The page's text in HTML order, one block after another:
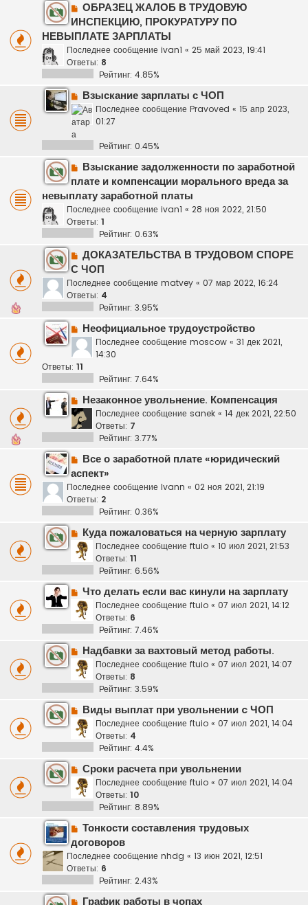
ОБРАЗЕЦ ЖАЛОБ В ТРУДОВУЮ
ИНСПЕКЦИЮ, ПРОКУРАТУРУ ПО
НЕВЫПЛАТЕ ЗАРПЛАТЫ
Последнее сообщение ivan1 « 25 май 2023, 19:41
Ответы: 8
Рейтинг: 4.85%
Взыскание зарплаты с ЧОП
Последнее сообщение Pravoved « 15 апр 2023,
01:27
Рейтинг: 0.45%
Взыскание задолженности по заработной
плате и компенсации морального вреда за
невыплату заработной платы
Последнее сообщение ivan1 « 28 ноя 2022, 21:50
Ответы: 1
Рейтинг: 0.63%
ДОКАЗАТЕЛЬСТВА В ТРУДОВОМ СПОРЕ
С ЧОП
Последнее сообщение matvey « 07 мар 2022, 16:24
Ответы: 4
Рейтинг: 3.95%
Неофициальное трудоустройство
Последнее сообщение moscow « 31 дек 2021,
14:30
Ответы: 11
Рейтинг: 7.64%
Незаконное увольнение. Компенсация
Последнее сообщение sanek « 14 дек 2021, 22:50
Ответы: 7
Рейтинг: 3.77%
Все о заработной плате «юридический
аспект»
Последнее сообщение Ivann « 02 ноя 2021, 21:19
Ответы: 2
Рейтинг: 0.36%
Куда пожаловаться на черную зарплату
Последнее сообщение ftuio « 10 июл 2021, 21:53
Ответы: 11
Рейтинг: 6.56%
Что делать если вас кинули на зарплату
Последнее сообщение ftuio « 07 июл 2021, 14:12
Ответы: 6
Рейтинг: 7.46%
Надбавки за вахтовый метод работы.
Последнее сообщение ftuio « 07 июл 2021, 14:07
Ответы: 8
Рейтинг: 3.59%
Виды выплат при увольнении c ЧОП
Последнее сообщение ftuio « 07 июл 2021, 14:04
Ответы: 4
Рейтинг: 4.4%
Сроки расчета при увольнении
Последнее сообщение ftuio « 07 июл 2021, 14:04
Ответы: 10
Рейтинг: 8.89%
Тонкости составления трудовых
договоров
Последнее сообщение nhdg « 13 июн 2021, 12:51
Ответы: 6
Рейтинг: 2.43%
График работы в чопах